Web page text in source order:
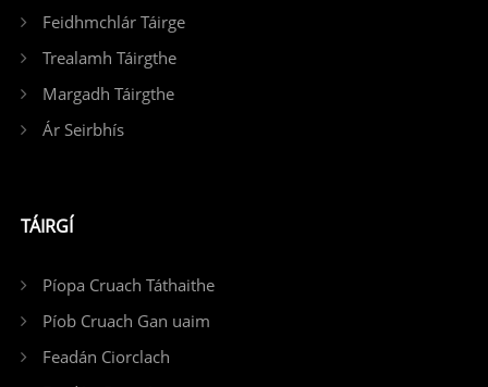
Feidhmchlár Táirge
Trealamh Táirgthe
Margadh Táirgthe
Ár Seirbhís
TÁIRGÍ
Píopa Cruach Táthaithe
Píob Cruach Gan uaim
Feadán Ciorclach